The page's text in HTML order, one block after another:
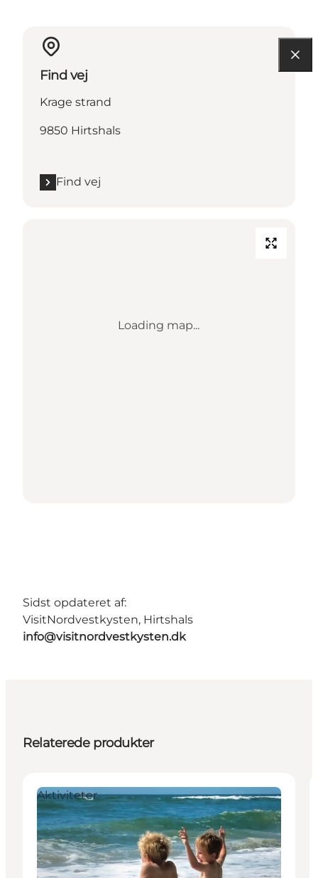
Find vej
Krage strand
9850 Hirtshals
Find vej
Loading map...
Sidst opdateret af:
VisitNordvestkysten, Hirtshals
info@visitnordvestkysten.dk
Relaterede produkter
Aktiviteter